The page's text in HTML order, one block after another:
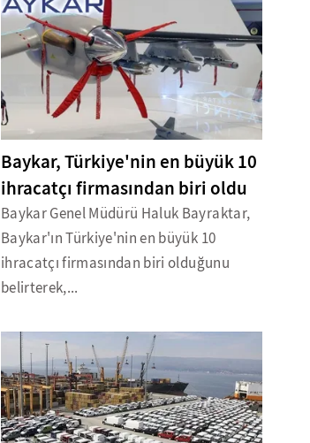
Baykar, Türkiye'nin en büyük 10
ihracatçı firmasından biri oldu
Baykar Genel Müdürü Haluk Bayraktar,
Baykar'ın Türkiye'nin en büyük 10
ihracatçı firmasından biri olduğunu
belirterek,...